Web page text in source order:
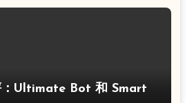
：Ultimate Bot 和 Smart